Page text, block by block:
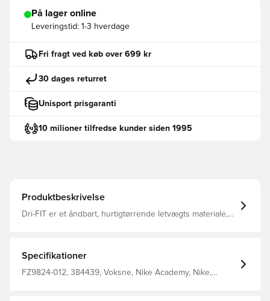
På lager online
Leveringstid: 1-3 hverdage
Fri fragt ved køb over 699 kr
30 dages returret
Unisport prisgaranti
10 milioner tilfredse kunder siden 1995
Produktbeskrivelse
Dri-FIT er et åndbart, hurtigtørrende letvægts materiale,
Mesh panelet på striben henover brystet sørger for øget
Specifikationer
FZ9824-012, 384439, Voksne, Nike Academy, Nike,